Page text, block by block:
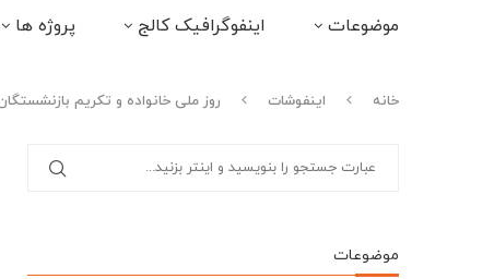
موضوعات اینفوگرافیک کالج پروژه ها
خانه اینفوشات روز ملی خانواده و تکریم
موضوعات